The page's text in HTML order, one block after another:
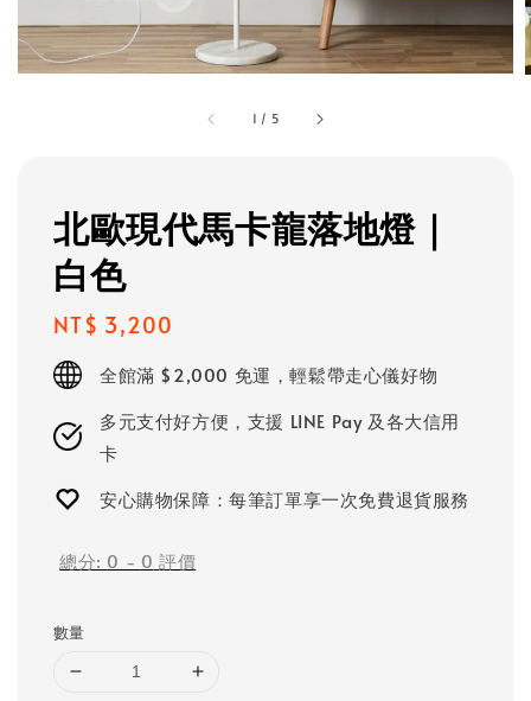
1 / 5
北歐現代馬卡龍落地燈｜
白色
Regular
price
NT$ 3,200
全館滿 $2,000 免運，輕鬆帶走心儀好物
多元支付好方便，支援 LINE Pay 及各大信用
卡
安心購物保障：每筆訂單享一次免費退貨服務
總分: 0 - 0 評價
數量